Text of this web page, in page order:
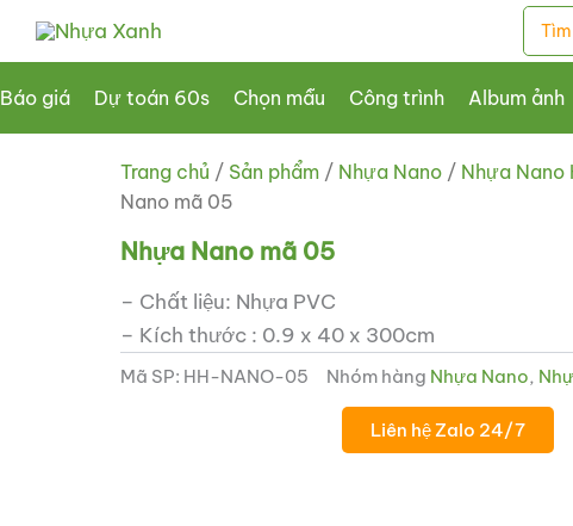
Search
for:
Báo giá Dự toán 60s Chọn mẫu Công trình Album ảnh
Trang chủ / Sản phẩm / Nhựa Nano / Nhựa Nano
Nano mã 05
Nhựa Nano mã 05
– Chất liệu: Nhựa PVC
– Kích thước : 0.9 x 40 x 300cm
Mã SP: HH-NANO-05 Nhóm hàng Nhựa Nano,
Liên hệ Zalo 24/7